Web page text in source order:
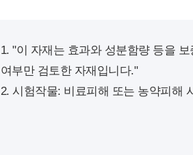
1. "이 자재는 효과와 성분함량 등을
여부만 검토한 자재입니다."
2. 시험작물: 비료피해 또는 농약피해